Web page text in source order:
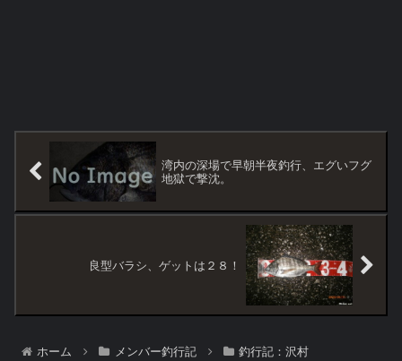
湾内の深場で早朝半夜釣行、エグいフグ
地獄で撃沈。
良型バラシ、ゲットは２８！
ホーム メンバー釣行記 釣行記：沢村